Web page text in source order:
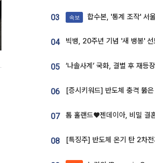
03 속보 합수본, '통계 조작' 서울·경기·충북 선관
04
05
06
07
08